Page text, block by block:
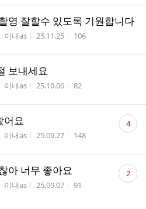
영 잘할수 있도록 기원합니다
작성자
이내as 작성시간
25.11.25 조회수
106
보내세요
작성자
이내as 작성시간
25.10.06 조회수
82
어요
작성자
이내as 작성시간
25.09.27 조회수
148
댓
글 4
아 너무 좋아요
작성자
이내as 작성시간
25.09.07 조회수
91
댓
글 2